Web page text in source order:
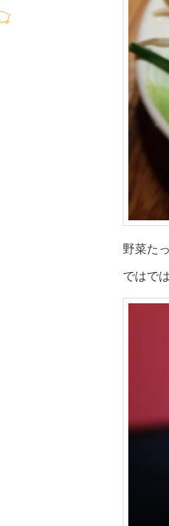
野菜た
ではで